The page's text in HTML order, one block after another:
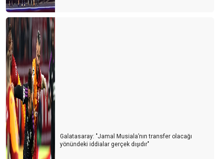
Galatasaray: "Jamal Musiala’nın transfer olacağı
yönündeki iddialar gerçek dışıdır"